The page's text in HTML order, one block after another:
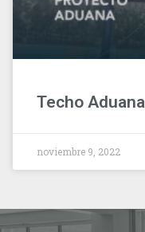
Techo Aduana
noviembre 9, 2022